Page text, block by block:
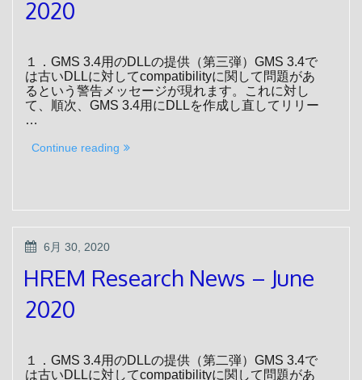
2020
１．GMS 3.4用のDLLの提供（第三弾）GMS 3.4で
は古いDLLに対してcompatibilityに関して問題があ
るという警告メッセージが現れます。これに対し
て、順次、GMS 3.4用にDLLを作成し直してリリー
…
Continue reading “HREM
2020”
POSTED
6月 30, 2020
HREM Research News – June
2020
１．GMS 3.4用のDLLの提供（第二弾）GMS 3.4で
は古いDLLに対してcompatibilityに関して問題があ